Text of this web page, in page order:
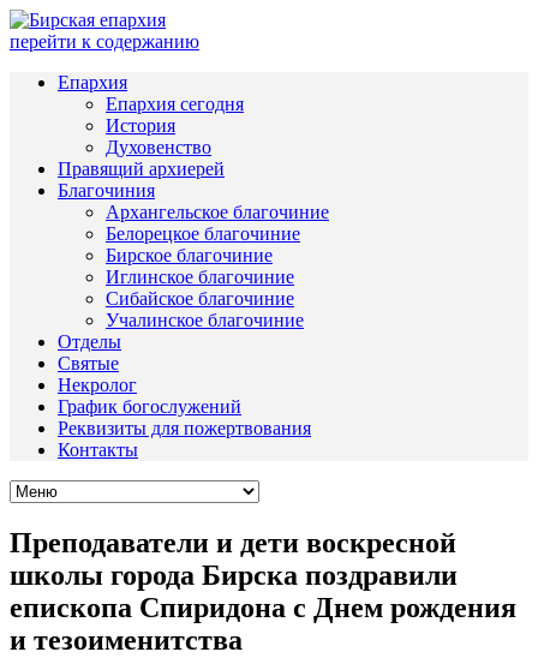
перейти к содержанию
Епархия
Епархия сегодня
История
Духовенство
Правящий архиерей
Благочиния
Архангельское благочиние
Белорецкое благочиние
Бирское благочиние
Иглинское благочиние
Сибайское благочиние
Учалинское благочиние
Отделы
Святые
Некролог
График богослужений
Реквизиты для пожертвования
Контакты
Преподаватели и дети воскресной
школы города Бирска поздравили
епископа Спиридона с Днем рождения
и тезоименитства